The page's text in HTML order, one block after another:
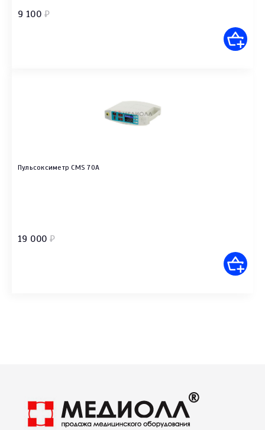
9 100 ₽
Пульсоксиметр CMS 70A
19 000 ₽